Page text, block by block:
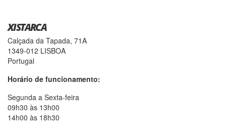
XISTARCA
Calçada da Tapada, 71A
1349-012 LISBOA
Portugal
Horário de funcionamento:
Segunda a Sexta-feira
09h30 às 13h00
14h00 às 18h30